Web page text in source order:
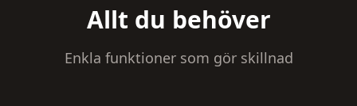
Allt du behöver
Enkla funktioner som gör skillnad